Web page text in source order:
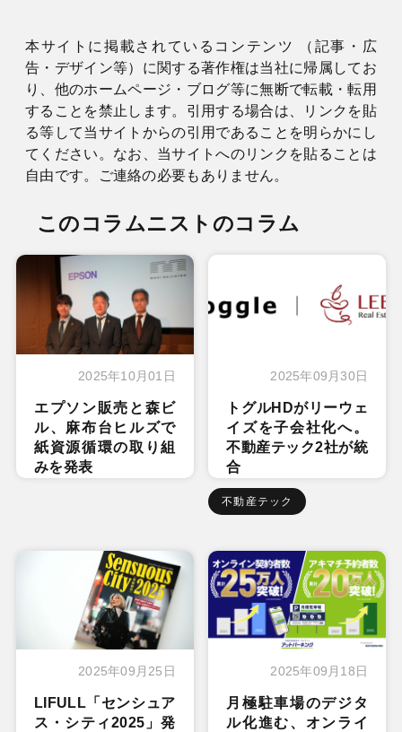
本サイトに掲載されているコンテンツ （記事・広
告・デザイン等）に関する著作権は当社に帰属してお
り、他のホームページ・ブログ等に無断で転載・転用
することを禁止します。引用する場合は、リンクを貼
る等して当サイトからの引用であることを明らかにし
てください。なお、当サイトへのリンクを貼ることは
自由です。ご連絡の必要もありません。
このコラムニストのコラム
2025年10月01日
エプソン販売と森ビ
ル、麻布台ヒルズで
紙資源循環の取り組
みを発表
2025年09月30日
トグルHDがリーウェ
イズを子会社化へ。
不動産テック2社が統
合
不動産テック
2025年09月25日
LIFULL「センシュア
ス・シティ2025」発
2025年09月18日
月極駐車場のデジタ
ル化進む、オンライ